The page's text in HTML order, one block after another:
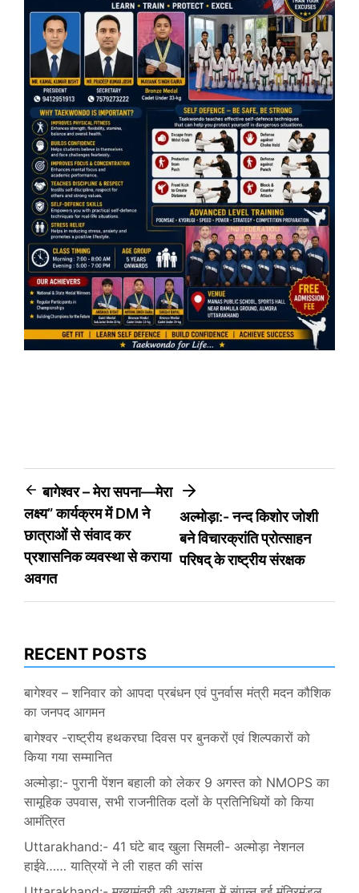
Post
navigation
बागेश्वर – मेरा सपना—मेरा
लक्ष्य” कार्यक्रम में DM ने
छात्राओं से संवाद कर
प्रशासनिक व्यवस्था से कराया
अवगत
अल्मोड़ा:- नन्द किशोर जोशी
बने विचारक्रांति प्रोत्साहन
परिषद् के राष्ट्रीय संरक्षक
RECENT POSTS
बागेश्वर – शनिवार को आपदा प्रबंधन एवं पुनर्वास मंत्री मदन कौशिक
का जनपद आगमन
बागेश्वर -राष्ट्रीय हथकरघा दिवस पर बुनकरों एवं शिल्पकारों को
किया गया सम्मानित
अल्मोड़ा:- पुरानी पेंशन बहाली को लेकर 9 अगस्त को NMOPS का
सामूहिक उपवास, सभी राजनीतिक दलों के प्रतिनिधियों को किया
आमंत्रित
Uttarakhand:- 41 घंटे बाद खुला सिमली- अल्मोड़ा नेशनल
हाईवे…… यात्रियों ने ली राहत की सांस